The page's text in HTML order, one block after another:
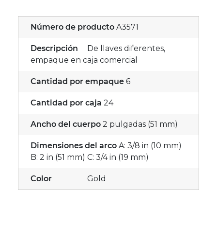
Número de producto A3571
Descripción
De llaves diferentes,
empaque en caja comercial
Cantidad por empaque 6
Cantidad por caja 24
Ancho del cuerpo 2 pulgadas (51 mm)
Dimensiones del arco A: 3/8 in (10 mm)
B: 2 in (51 mm) C: 3/4 in (19 mm)
Color Gold